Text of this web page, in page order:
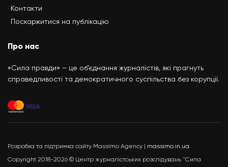
Контакти
Поскаржитися на публікацію
Про нас
«Сила правди» – це об’єднання журналістів, які прагнуть
справедливості та демократичного суспільства без корупції.
Розробка та підтримка сайту Massimo Agency | massimo.in.ua
Copyright 2018-2026 © Центр журналістських розслідувань "Сила